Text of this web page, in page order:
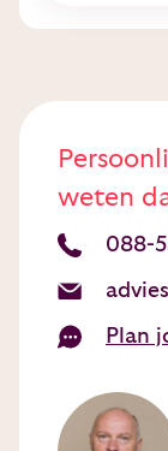
weten
088-
Plan